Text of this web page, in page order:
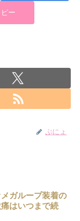
ピー
ぷにょ
メガループ装着の
はいつまで続